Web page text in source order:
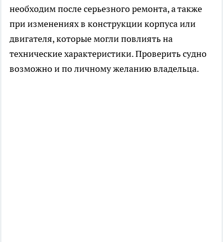
необходим после серьезного ремонта, а также
при изменениях в конструкции корпуса или
двигателя, которые могли повлиять на
технические характеристики. Проверить судно
возможно и по личному желанию владельца.